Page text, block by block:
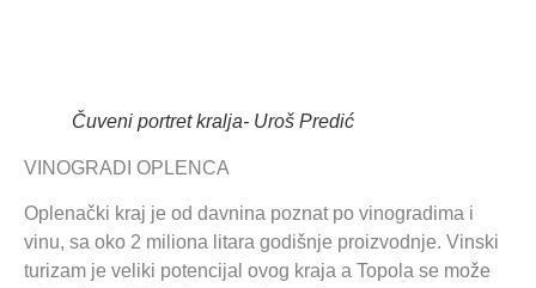
Čuveni portret kralja- Uroš Predić
VINOGRADI OPLENCA
Oplenački kraj je od davnina poznat po vinogradima i
vinu, sa oko 2 miliona litara godišnje proizvodnje. Vinski
turizam je veliki potencijal ovog kraja a Topola se može